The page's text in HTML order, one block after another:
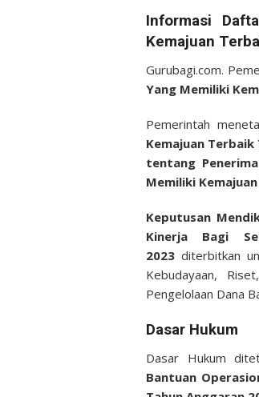
Informasi
Kemajuan
Gurubagi.com.
Yang Memiliki
Pemerintah
Kemajuan Terbaik
tentang
Memiliki
Keputusan
Kinerja Bagi
2023 diterbitkan
Kebudayaan,
Pengelolaan Dana
Dasar Hukum
Dasar Hukum
Bantuan